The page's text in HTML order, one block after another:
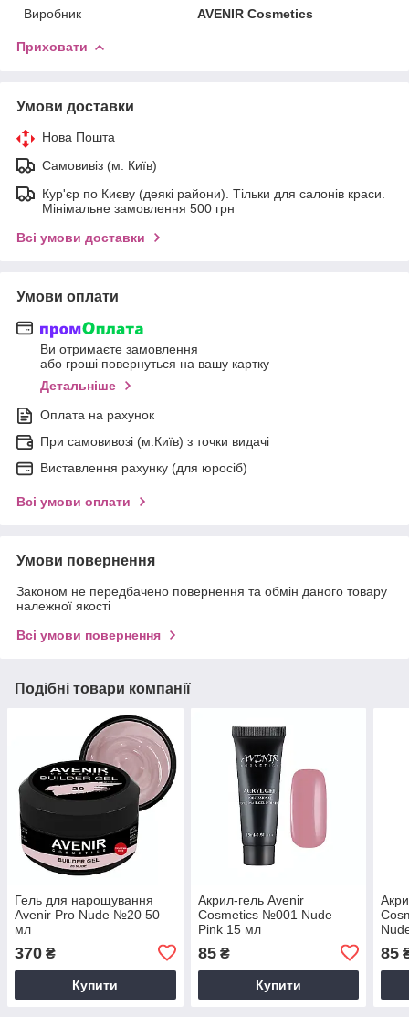
Виробник
AVENIR Cosmetics
Приховати
Умови доставки
Нова Пошта
Самовивіз (м. Київ)
Кур'єр по Києву (деякі райони). Тільки для салонів краси.
Мінімальне замовлення 500 грн
Всі умови доставки
Умови оплати
Ви отримаєте замовлення
або гроші повернуться на вашу картку
Детальніше
Оплата на рахунок
При самовивозі (м.Київ) з точки видачі
Виставлення рахунку (для юросіб)
Всі умови оплати
Умови повернення
Законом не передбачено повернення та обмін даного товару
належної якості
Всі умови повернення
Подібні товари компанії
Гель для нарощування
Avenir Pro Nude №20 50
мл
370 ₴
Купити
Акрил-гель Avenir
Cosmetics №001 Nude
Pink 15 мл
85₴
Купити
85